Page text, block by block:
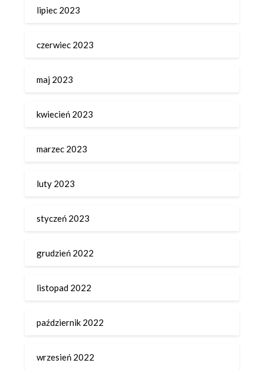
lipiec 2023
czerwiec 2023
maj 2023
kwiecień 2023
marzec 2023
luty 2023
styczeń 2023
grudzień 2022
listopad 2022
październik 2022
wrzesień 2022